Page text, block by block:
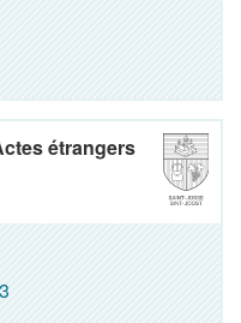
étrangers